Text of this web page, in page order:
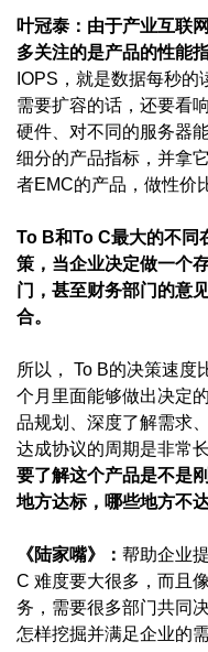
叶冠泰： 由于产业互联
多关注的是产品的性能指
IOPS，就是数据每秒
需要扩容的话，还要看
硬件、对不同的服务器
细分的产品指标，并拿
者EMC的产品，做性价
To B和To C最大的不同
策，当企业决定做一个
门，甚至财务部门的意
合。
所以， To B的决策速度
个月里面能够做出决定
品规划、深度了解需求
达成协议的周期是非常长
要了解这个产品是不是
地方达标，哪些地方不达
《陆家嘴》： 帮助企业
C 难度要大很多，而且
务，需要很多部门共同
怎样挖掘并满足企业的